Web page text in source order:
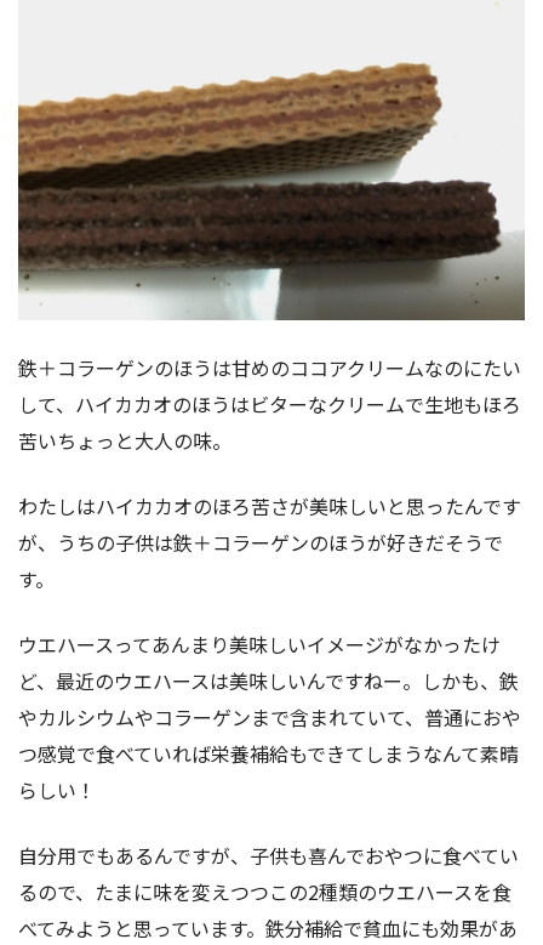
鉄＋コラーゲンのほうは甘めのココアクリームなのにたい
して、ハイカカオのほうはビターなクリームで生地もほろ
苦いちょっと大人の味。
わたしはハイカカオのほろ苦さが美味しいと思ったんです
が、うちの子供は鉄＋コラーゲンのほうが好きだそうで
す。
ウエハースってあんまり美味しいイメージがなかったけ
ど、最近のウエハースは美味しいんですねー。しかも、鉄
やカルシウムやコラーゲンまで含まれていて、普通におや
つ感覚で食べていれば栄養補給もできてしまうなんて素晴
らしい！
自分用でもあるんですが、子供も喜んでおやつに食べてい
るので、たまに味を変えつつこの2種類のウエハースを食
べてみようと思っています。鉄分補給で貧血にも効果があ